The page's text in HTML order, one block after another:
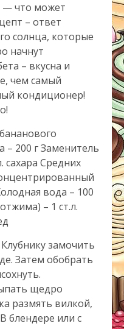
— что может
– ответ
солнца, которые
начнут
– вкусна и
чем самый
кондиционер!
– 200 г Заменитель
сахара Средних
вода – 100
– 1 ст.л.
замочить
Затем обобрать
щедро
размять вилкой,
блендере или с